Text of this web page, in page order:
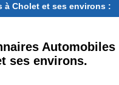
à Cholet et ses environs :
Automobiles
ses environs.